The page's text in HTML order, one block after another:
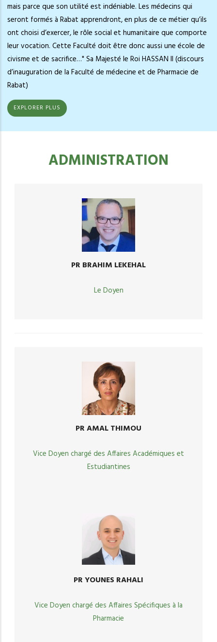
mais parce que son utilité est indéniable. Les médecins qui
seront formés à Rabat apprendront, en plus de ce métier qu’ils
ont choisi d’exercer, le rôle social et humanitaire que comporte
leur vocation. Cette Faculté doit être donc aussi une école de
civisme et de sacrifice…" Sa Majesté le Roi HASSAN II (discours
d’inauguration de la Faculté de médecine et de Pharmacie de
Rabat)
EXPLORER PLUS
ADMINISTRATION
PR BRAHIM LEKEHAL
Le Doyen
PR AMAL THIMOU
Vice Doyen chargé des Affaires Académiques et
Estudiantines
PR YOUNES RAHALI
Vice Doyen chargé des Affaires Spécifiques à la
Pharmacie